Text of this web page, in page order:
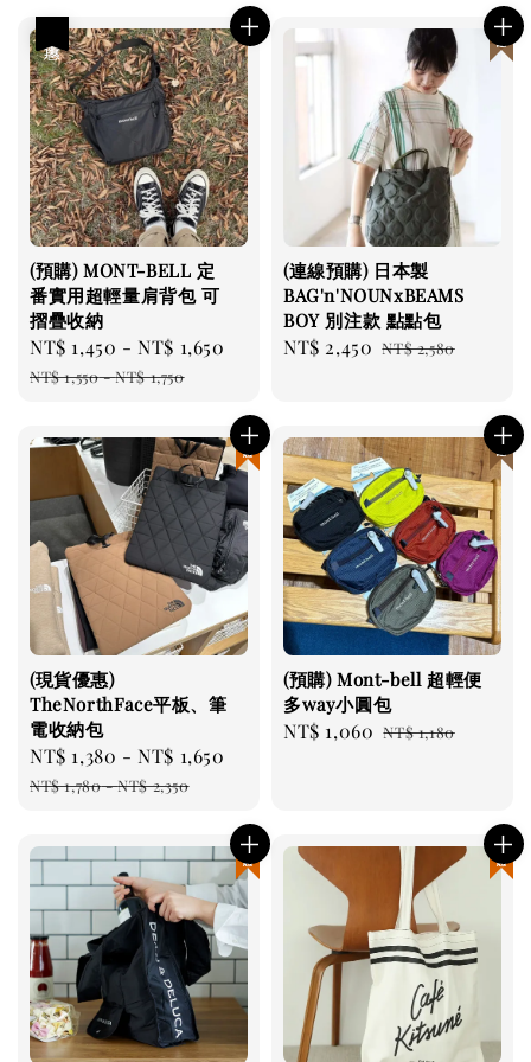
(預購) MONT-BELL 定
番實用超輕量肩背包 可
摺疊收納
Sale
price
NT$ 1,450 -NT$ 1,650
Regular
NT$ 1,550-NT$ 1,750
(連線預購) 日本製
BAG'n'NOUNxBEAMS
BOY 別注款 點點包
Sale
NT$ 2,450 Regular
NT$ 2,580
(現貨優惠)
TheNorthFace平板、筆
電收納包
Sale
price
NT$ 1,380 -NT$ 1,650
NT$ 1,780-NT$ 2,350
(預購) Mont-bell 超輕便
多way小圓包
Sale
NT$ 1,060 Regular
NT$ 1,180